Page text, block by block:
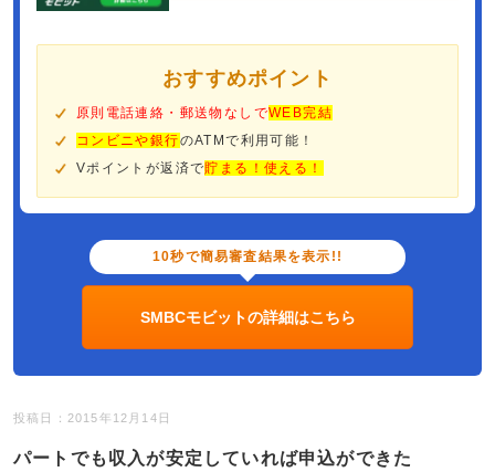
おすすめポイント
原則電話連絡・郵送物なしでWEB完結
コンビニや銀行のATMで利用可能！
Vポイントが返済で貯まる！使える！
10秒で簡易審査結果を表示!!
SMBCモビットの詳細はこちら
投稿日：2015年12月14日
パートでも収入が安定していれば申込ができた